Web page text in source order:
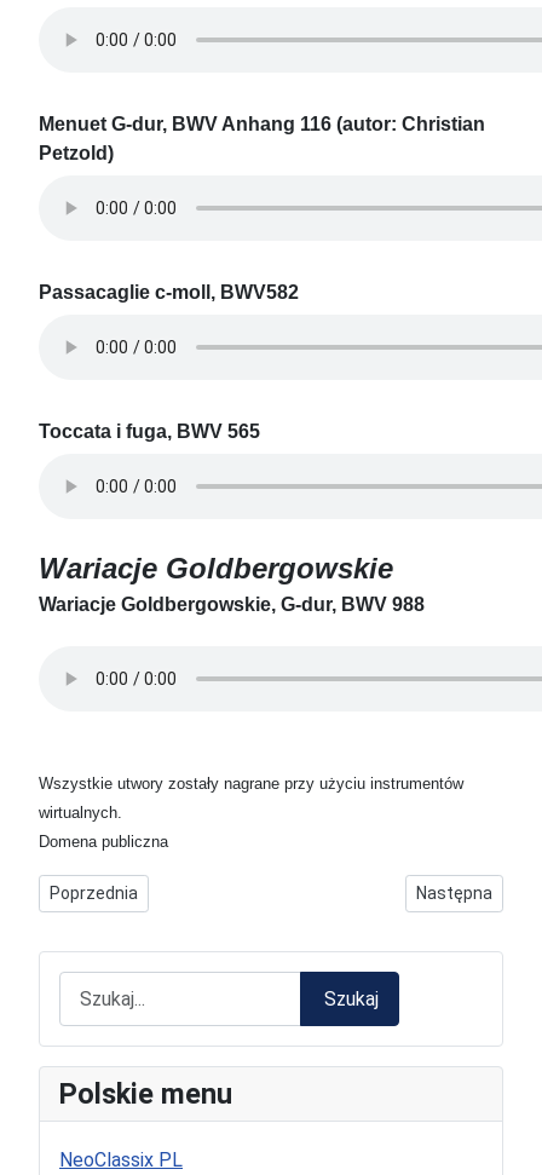
Menuet G-dur, BWV Anhang 116 (autor: Christian
Petzold)
Passacaglie c-moll, BWV582
Toccata i fuga, BWV 565
Wariacje Goldbergowskie
Wariacje Goldbergowskie, G-dur, BWV 988
Wszystkie utwory zostały nagrane przy użyciu instrumentów
wirtualnych.
Domena publiczna
Poprzednia strona: Albeniz-Tarrega-Torroba PL
Poprzednia Następna
Następna
Szukaj
Polskie menu
NeoClassix PL